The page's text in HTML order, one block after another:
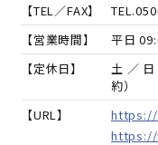
【TEL／FAX】
TEL.
【営業時間】
平日
【定休日】
土 ／
約）
【URL】
https://